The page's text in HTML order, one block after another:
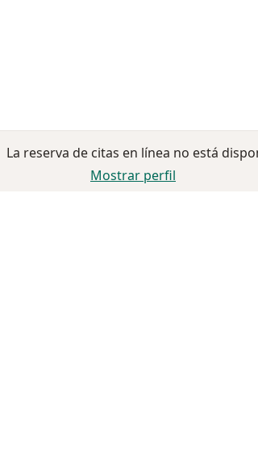
La reserva de citas en línea no está
Mostrar perfil